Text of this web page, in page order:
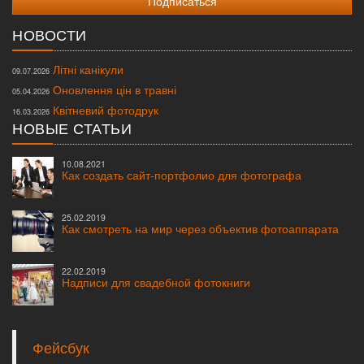
НОВОСТИ
09.07.2026 Літні канікули
05.04.2026 Оновлення цін в травні
16.03.2026 Квітневий фотодрук
НОВЫЕ СТАТЬИ
10.08.2021
Как создать сайт-портфолио для фотографа
25.02.2019
Как смотреть на мир через объектив фотоаппарата
22.02.2019
Надписи для свадебной фотокниги
Фейсбук